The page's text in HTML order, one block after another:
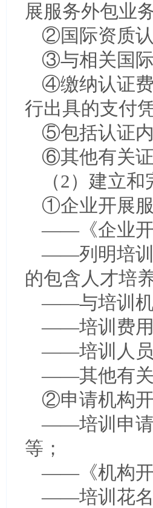
展服务外包业
②国际资质
③与相关国
④缴纳认证
行出具的支付
⑤包括认证
⑥其他有关证
（2）建立
①企业开展
——《企业开
——列明培训
的包含人才培
——与培训机
——培训费用
——培训人员
——其他有关
②申请机构
——培训申请
等；
——《机构开
——培训花名